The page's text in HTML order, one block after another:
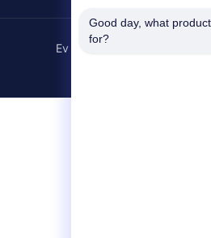
Ev
Good day, what
for?